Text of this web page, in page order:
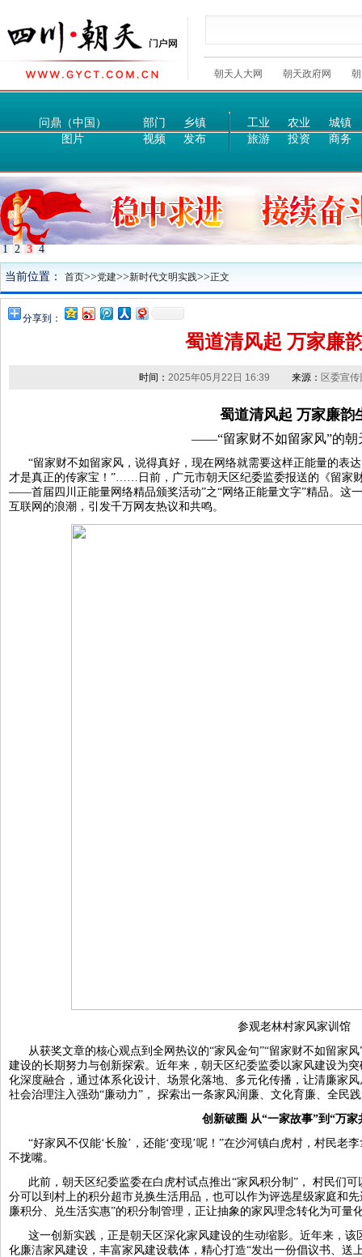
朝天人大网 朝天政府网
问鼎（中国） 部门
乡镇
图片
视频 发布
工业 农业
城镇
旅游
投资 商务
1 2 3 4
当前位置： 首页>>党建>>新时代文明实践>>正文
分享到：
蜀道清风起 万家廉
时间： 2025年05月22日 16:39 来源： 区委宣
蜀道清风起 万家廉韵
——“留家财不如留家风”的朝
“留家财不如留家风，说得真好，现在网络就需要这样正能量的表
才是真正的传家宝！”……日前，广元市朝天区纪委监委报送的《留家
——首届四川正能量网络精品颁奖活动”之“网络正能量文字”精品。这
互联网的浪潮，引发千万网友热议和共鸣。
参观老林村家风家训馆
从获奖文章的核心观点到全网热议的“家风金句”“留家财不如留家
建设的长期努力与创新探索。近年来，朝天区纪委监委以家风建设为
化深度融合，通过体系化设计、场景化落地、多元化传播，让清廉家
社会治理注入强劲“廉动力”， 探索出一条家风润廉、文化育廉、全民
创新破圈 从“一家故事”到“万家
“好家风不仅能‘长脸’，还能‘变现’呢！”在沙河镇白虎村，村民老
不拢嘴。
此前，朝天区纪委监委在白虎村试点推出“家风积分制”， 村民们
分可以到村上的积分超市兑换生活用品，也可以作为评选星级家庭和
廉积分、兑生活实惠”的积分制管理，正让抽象的家风理念转化为可量
这一创新实践，正是朝天区深化家风建设的生动缩影。近年来，该
化廉洁家风建设，丰富家风建设载体，精心打造“发出一份倡议书、送